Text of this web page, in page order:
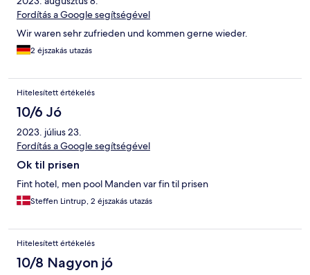
Fordítás a Google segítségével
Wir waren sehr zufrieden und kommen gerne wieder.
2 éjszakás utazás
Hitelesített értékelés
10/6 Jó
2023. július 23.
Fordítás a Google segítségével
Ok til prisen
Fint hotel, men pool Manden var fin til prisen
Steffen Lintrup, 2 éjszakás utazás
Hitelesített értékelés
10/8 Nagyon jó